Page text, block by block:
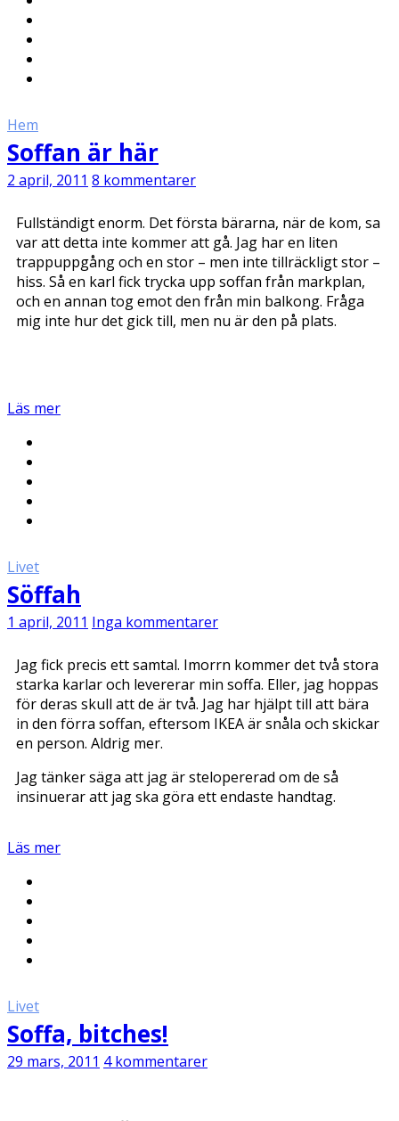
Hem
Soffan är här
2 april, 2011 8 kommentarer
Fullständigt enorm. Det första bärarna, när de kom, sa
var att detta inte kommer att gå. Jag har en liten
trappuppgång och en stor – men inte tillräckligt stor –
hiss. Så en karl fick trycka upp soffan från markplan,
och en annan tog emot den från min balkong. Fråga
mig inte hur det gick till, men nu är den på plats.
Läs mer
Livet
Söffah
1 april, 2011 Inga kommentarer
Jag fick precis ett samtal. Imorrn kommer det två stora
starka karlar och levererar min soffa. Eller, jag hoppas
för deras skull att de är två. Jag har hjälpt till att bära
in den förra soffan, eftersom IKEA är snåla och skickar
en person. Aldrig mer.
Jag tänker säga att jag är stelopererad om de så
insinuerar att jag ska göra ett endaste handtag.
Läs mer
Livet
Soffa, bitches!
29 mars, 2011 4 kommentarer